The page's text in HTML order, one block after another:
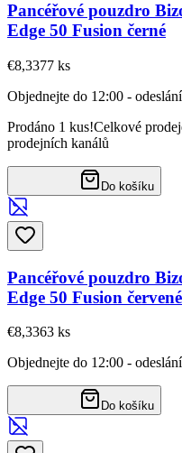
Pancéřové pouzdro
Edge 50 Fusion černé
€8,3377 ks
Objednejte do 12:00 -
Prodáno 1 kus!Celkové
prodejních kanálů
Do košíku
Pancéřové pouzdro
Edge 50 Fusion červené
€8,3363 ks
Objednejte do 12:00 -
Do košíku